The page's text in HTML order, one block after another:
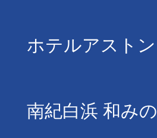
ホテルアスト
南紀白浜 和み